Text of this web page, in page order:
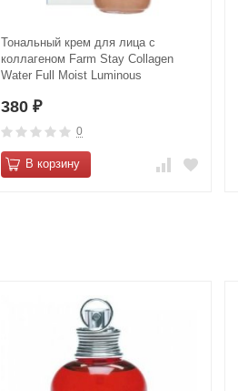
Тональный крем для лица с
коллагеном Farm Stay Collagen
Water Full Moist Luminous
380 ₽
0
В корзину